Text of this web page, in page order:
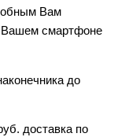
Вам
Вашем смартфоне
до
доставка по